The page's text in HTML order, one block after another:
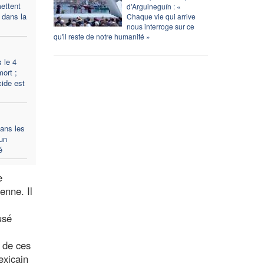
la
le 4
;
est
les
Il
ces
d'Arguineguín : «
Chaque vie qui arrive
nous interroge sur ce
qu'il reste de notre humanité »